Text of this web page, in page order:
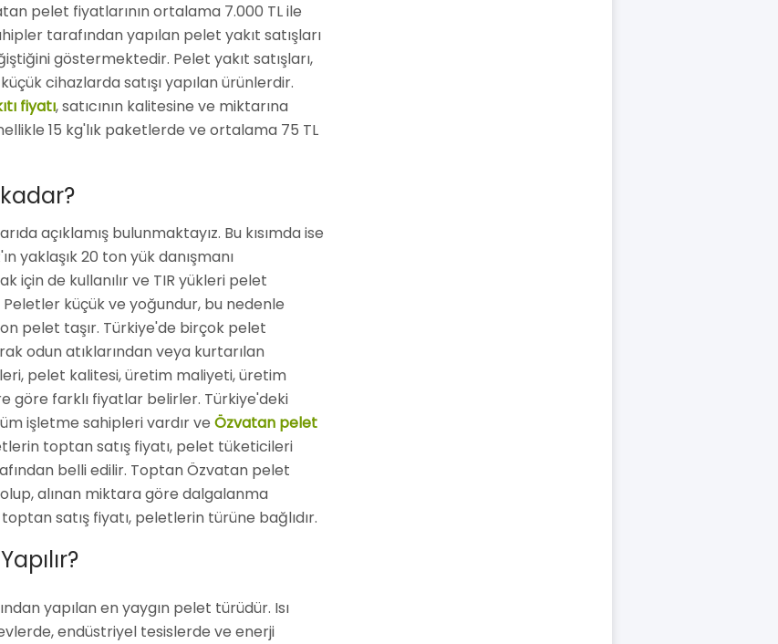
pelet fiyatlarının ortalama 7.000 TL ile
tarafından yapılan pelet yakıt satışları
göstermektedir. Pelet yakıt satışları,
cihazlarda satışı yapılan ürünlerdir.
fiyatı, satıcının kalitesine ve miktarına
15 kg'lık paketlerde ve ortalama 75 TL
açıklamış bulunmaktayız. Bu kısımda ise
yaklaşık 20 ton yük danışmanı
için de kullanılır ve TIR yükleri pelet
küçük ve yoğundur, bu nedenle
pelet taşır. Türkiye'de birçok pelet
odun atıklarından veya kurtarılan
pelet kalitesi, üretim maliyeti, üretim
göre farklı fiyatlar belirler. Türkiye'deki
işletme sahipleri vardır ve Özvatan pelet
toptan satış fiyatı, pelet tüketicileri
belli edilir. Toptan Özvatan pelet
alınan miktara göre dalgalanma
satış fiyatı, peletlerin türüne bağlıdır.
yapılan en yaygın pelet türüdür. Isı
endüstriyel tesislerde ve enerji